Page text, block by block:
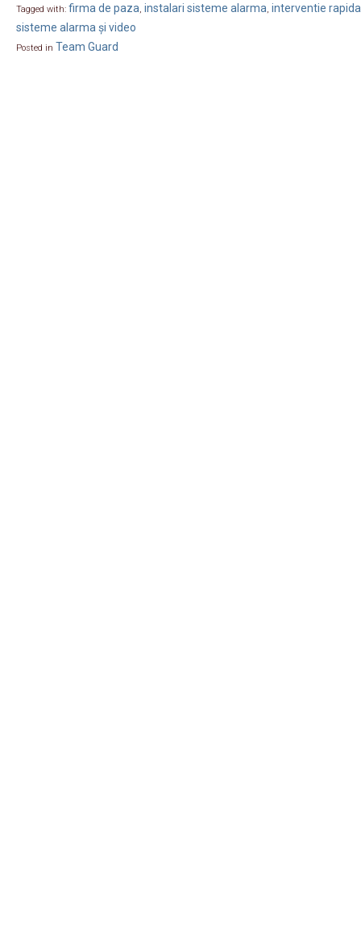
Tagged with: firma de paza, instalari sisteme alarma, interventie rapida
sisteme alarma și video
Posted in Team Guard